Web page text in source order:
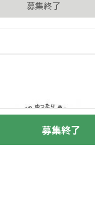
募集終了
募集終了